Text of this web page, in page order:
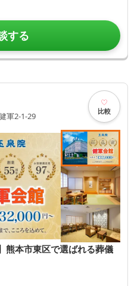
する
軍2-1-29 比較
熊本市東区で選ばれる葬儀